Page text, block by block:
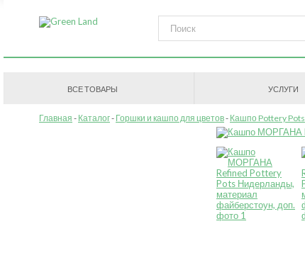
ВСЕ ТОВАРЫ УСЛУГИ
Главная Каталог Горшки и кашпо для цветов Кашпо Pottery Pots